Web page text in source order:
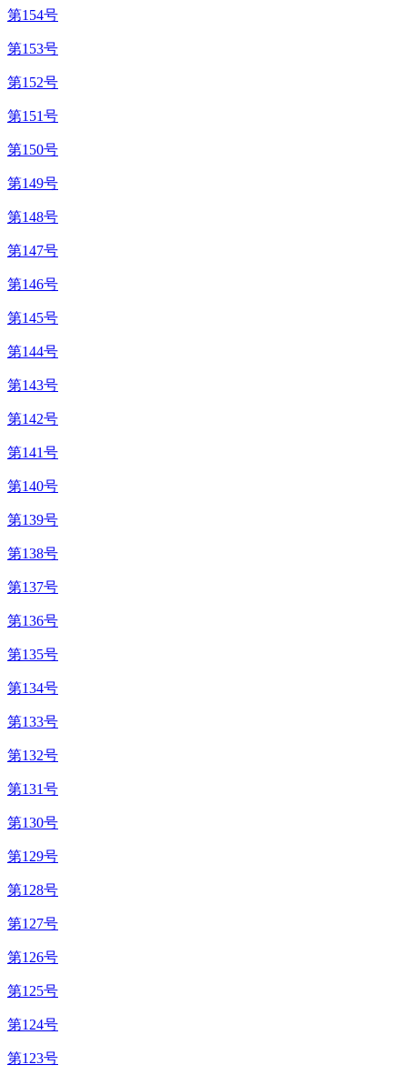
第154号
第153号
第152号
第151号
第150号
第149号
第148号
第147号
第146号
第145号
第144号
第143号
第142号
第141号
第140号
第139号
第138号
第137号
第136号
第135号
第134号
第133号
第132号
第131号
第130号
第129号
第128号
第127号
第126号
第125号
第124号
第123号